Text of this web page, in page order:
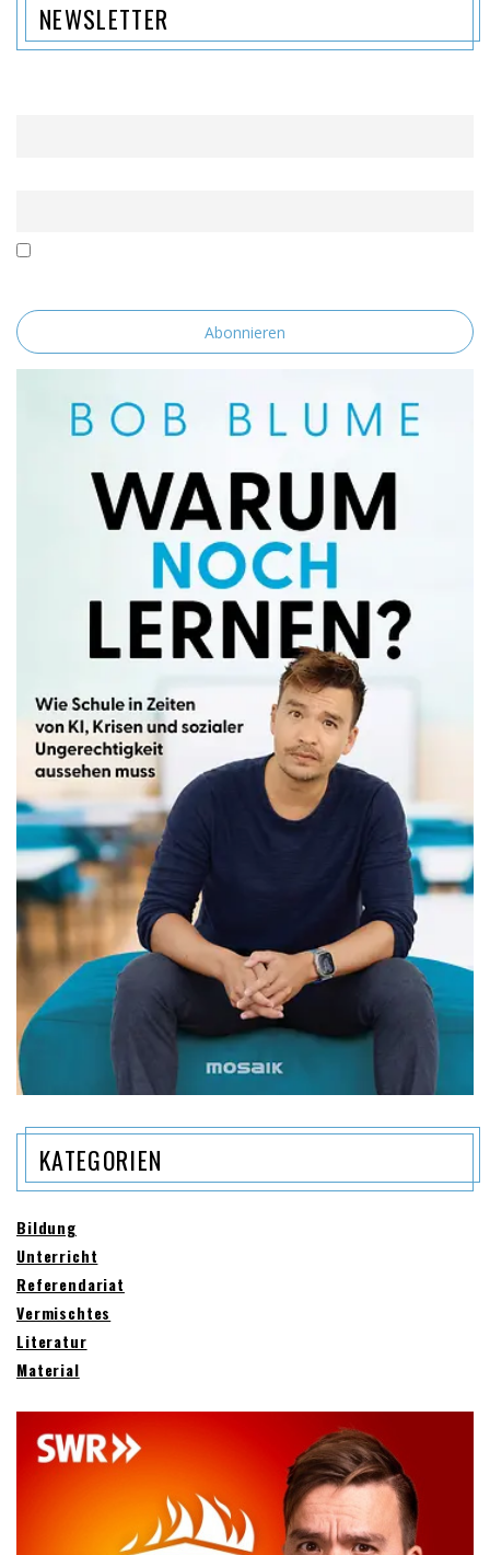
NEWSLETTER
KATEGORIEN
Bildung
Unterricht
Referendariat
Vermischtes
Literatur
Material